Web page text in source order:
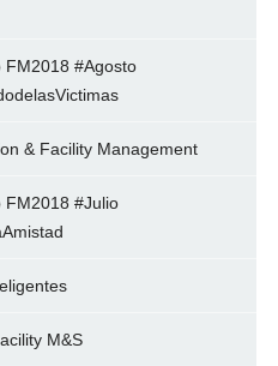
FM2018 #Agosto
& Facility Management
FM2018 #Julio
M&S